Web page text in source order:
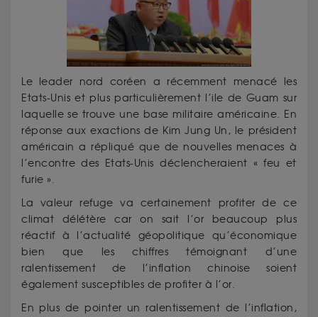
Le leader nord coréen a récemment menacé les
Etats-Unis et plus particulièrement l’ile de Guam sur
laquelle se trouve une base militaire américaine. En
réponse aux exactions de Kim Jung Un, le président
américain a répliqué que de nouvelles menaces à
l’encontre des Etats-Unis déclencheraient « feu et
furie ».
La valeur refuge va certainement profiter de ce
climat délétère car on sait l’or beaucoup plus
réactif à l’actualité géopolitique qu’économique
bien que les chiffres témoignant d’une
ralentissement de l’inflation chinoise soient
également susceptibles de profiter à l’or.
En plus de pointer un ralentissement de l’inflation,